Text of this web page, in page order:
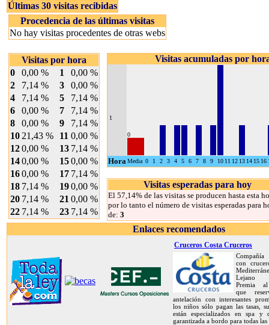
Últimas 30 visitas recibidas
Procedencia de las últimas visitas
No hay visitas procedentes de otras webs
Visitas por hora
0
0,00 % 1
0,00 %
2
7,14 % 3
0,00 %
4
7,14 % 5
7,14 %
6
0,00 % 7
7,14 %
8
0,00 % 9
7,14 %
10 21,43 % 11 0,00 %
120,00 % 13 7,14 %
140,00 % 150,00 %
160,00 % 17 7,14 %
18 7,14 % 190,00 %
20 7,14 % 21 0,00 %
22 7,14 % 23 7,14 %
Visitas acumuladas por
1
0
HoraMedia 0 1 2 3 4 5 6 7 8 9 10 11 12 13 14 15 16
Visitas esperadas para hoy
El 57,14% de las visitas se producen hasta esta
por lo tanto el número de visitas esperadas para
de: 3
Enlaces recomendados
Cruceros Costa Cruceros
con
Lejano
Premia
que
antelación con interesantes
los niños sólo pagan las tasas,
están especializados en spa y
garantizada a bordo para todas las